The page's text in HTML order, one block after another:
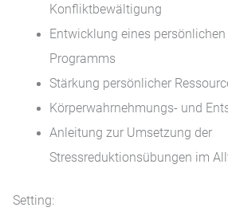
Konfliktbewältigung
Entwicklung eines
Programms
Stärkung persönlicher
Körperwahrnehmungs- und
Anleitung zur Umsetzung der
Stressreduktionsübungen im
Setting: